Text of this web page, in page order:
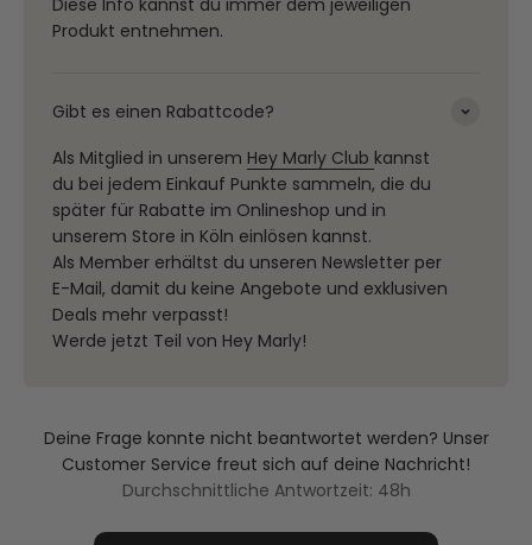
Produkt entnehmen.
Gibt es einen Rabattcode?
Als Mitglied in unserem Hey Marly Club kannst
du bei jedem Einkauf Punkte sammeln, die du
später für Rabatte im Onlineshop und in
unserem Store in Köln einlösen kannst.
Als Member erhältst du unseren Newsletter per
E-Mail, damit du keine Angebote und exklusiven
Deals mehr verpasst!
Werde jetzt Teil von Hey Marly!
Deine Frage konnte nicht beantwortet werden? Unser
Customer Service freut sich auf deine Nachricht!
Durchschnittliche Antwortzeit: 48h